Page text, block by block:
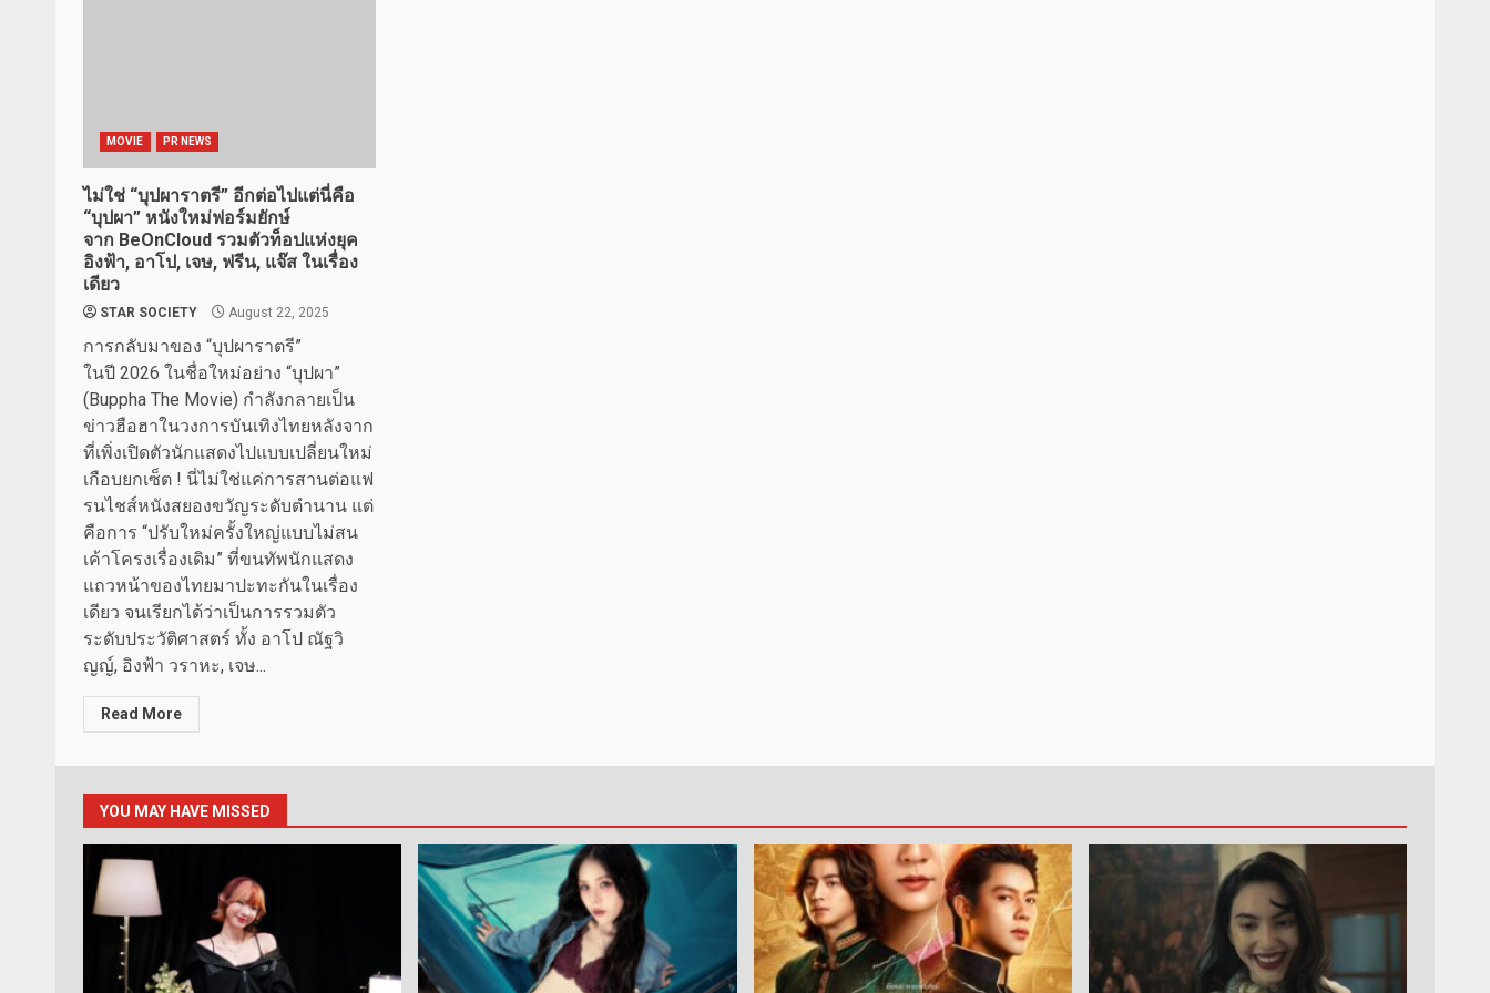
MOVIE PR NEWS
ไม่ใช่ “บุปผาราตรี” อีกต่อไปแต่นี่คือ
“บุปผา” หนังใหม่ฟอร์มยักษ์
จาก BeOnCloud รวมตัวท็อปแห่งยุค
อิงฟ้า, อาโป, เจษ, ฟรีน, แจ๊ส ในเรื่อง
เดียว
STAR SOCIETY August 22, 2025
การกลับมาของ “บุปผาราตรี”
ในปี 2026 ในชื่อใหม่อย่าง “บุปผา”
(Buppha The Movie) กำลังกลายเป็น
ข่าวฮือฮาในวงการบันเทิงไทยหลังจาก
ที่เพิ่งเปิดตัวนักแสดงไปแบบเปลี่ยนใหม่
เกือบยกเซ็ต ! นี่ไม่ใช่แค่การสานต่อแฟ
รนไชส์หนังสยองขวัญระดับตำนาน แต่
คือการ “ปรับใหม่ครั้งใหญ่แบบไม่สน
เค้าโครงเรื่องเดิม” ที่ขนทัพนักแสดง
แถวหน้าของไทยมาปะทะกันในเรื่อง
เดียว จนเรียกได้ว่าเป็นการรวมตัว
ระดับประวัติศาสตร์ ทั้ง อาโป ณัฐวิ
ญญ์, อิงฟ้า วราหะ, เจษ...
Read More
YOU MAY HAVE MISSED